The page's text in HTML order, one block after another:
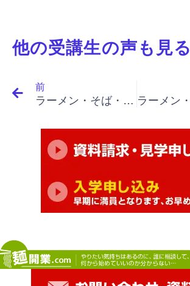
他の受講生の声も見る
前
ラーメン・そば・うどん屋開業・繁盛店を目指す｜名言集 １５-４ ピーター・ドラッカー